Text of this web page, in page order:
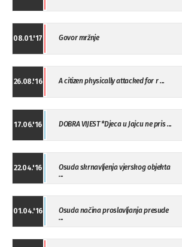
08.01.'17 Govor mržnje
26.08.'16 A citizen physically attacked for r ...
17.06.'16 DOBRA VIJEST *Djeca u Jajcu ne pris ...
22.04.'16
Osuda skrnavljenja vjerskog objekta
...
01.04.'16
Osuda načina proslavljanja presude
...